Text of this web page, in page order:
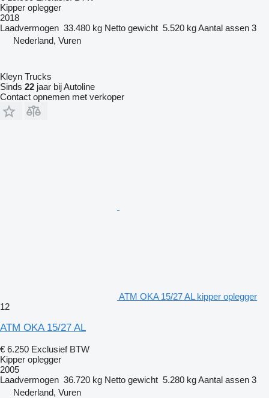
Kipper oplegger
2018
Laadvermogen 33.480 kg Netto gewicht 5.520 kgAantal assen 3
Nederland, Vuren
Kleyn Trucks
Sinds 22 jaar bij Autoline
Contact opnemen met verkoper
ATM OKA 15/27 AL kipper oplegger
12
ATM OKA 15/27 AL
€ 6.250 Exclusief BTW
Kipper oplegger
2005
Laadvermogen 36.720 kg Netto gewicht 5.280 kgAantal assen 3
Nederland, Vuren